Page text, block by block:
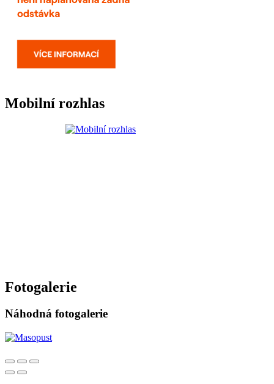
Mobilní rozhlas
Fotogalerie
Náhodná fotogalerie